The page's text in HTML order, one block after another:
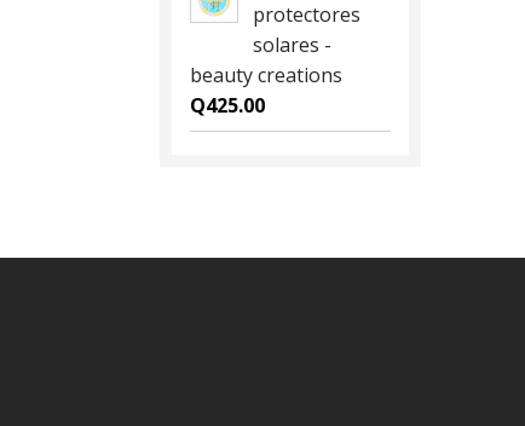
protectores
solares -
beauty creations
Q425.00